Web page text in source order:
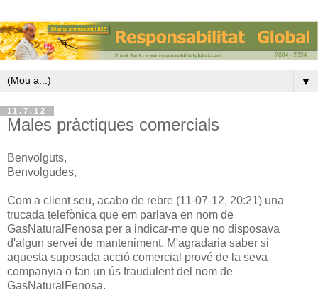
▼
11.7.12
Males pràctiques comercials
Benvolguts,
Benvolgudes,
Com a client seu, acabo de rebre (11-07-12, 20:21) una
trucada telefònica que em parlava en nom de
GasNaturalFenosa per a indicar-me que no disposava
d'algun servei de manteniment. M'agradaria saber si
aquesta suposada acció comercial prové de la seva
companyia o fan un ús fraudulent del nom de
GasNaturalFenosa.